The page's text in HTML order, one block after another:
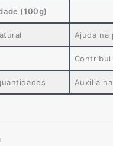
(100g)
Ajuda na
Contribui
Auxilia